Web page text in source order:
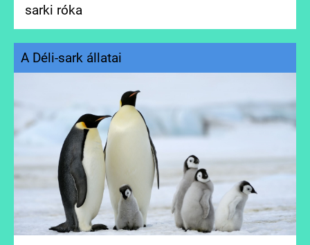
sarki róka
A Déli-sark állatai